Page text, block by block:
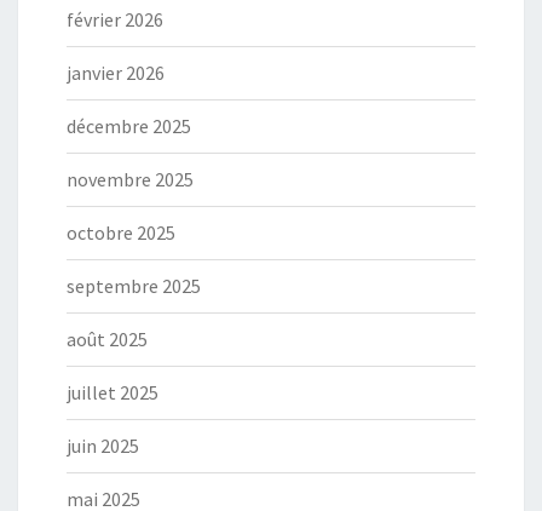
février 2026
janvier 2026
décembre 2025
novembre 2025
octobre 2025
septembre 2025
août 2025
juillet 2025
juin 2025
mai 2025